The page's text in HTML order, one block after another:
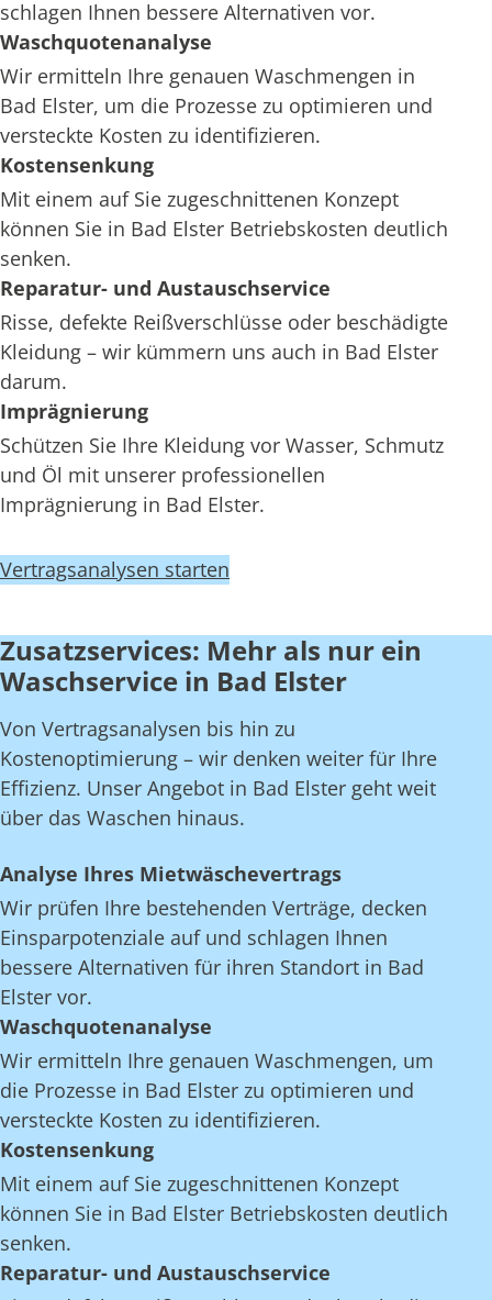
schlagen Ihnen bessere Alternativen vor.
Waschquotenanalyse
Wir ermitteln Ihre genauen Waschmengen in
Bad Elster, um die Prozesse zu optimieren und
versteckte Kosten zu identifizieren.
Kostensenkung
Mit einem auf Sie zugeschnittenen Konzept
können Sie in Bad Elster Betriebskosten deutlich
senken.
Reparatur- und Austauschservice
Risse, defekte Reißverschlüsse oder beschädigte
Kleidung – wir kümmern uns auch in Bad Elster
darum.
Imprägnierung
Schützen Sie Ihre Kleidung vor Wasser, Schmutz
und Öl mit unserer professionellen
Imprägnierung in Bad Elster.
Vertragsanalysen starten
Zusatzservices: Mehr als nur ein
Waschservice in Bad Elster
Von Vertragsanalysen bis hin zu
Kostenoptimierung – wir denken weiter für Ihre
Effizienz. Unser Angebot in Bad Elster geht weit
über das Waschen hinaus.
Analyse Ihres Mietwäschevertrags
Wir prüfen Ihre bestehenden Verträge, decken
Einsparpotenziale auf und schlagen Ihnen
bessere Alternativen für ihren Standort in Bad
Elster vor.
Waschquotenanalyse
Wir ermitteln Ihre genauen Waschmengen, um
die Prozesse in Bad Elster zu optimieren und
versteckte Kosten zu identifizieren.
Kostensenkung
Mit einem auf Sie zugeschnittenen Konzept
können Sie in Bad Elster Betriebskosten deutlich
senken.
Reparatur- und Austauschservice